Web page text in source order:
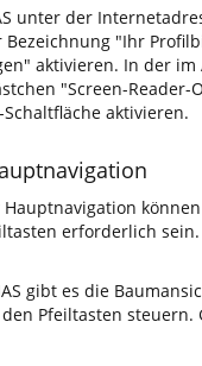
unter der
Bezeichnung "Ihr
aktivieren. In der
"Screen-
aktivieren.
erforderlich sein.
gibt es die
Pfeiltasten steuern.